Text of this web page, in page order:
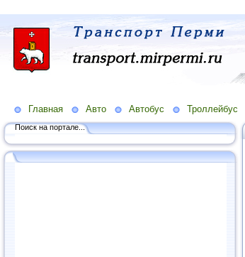
Главная Авто Автобус Троллейбус
Поиск на портале...